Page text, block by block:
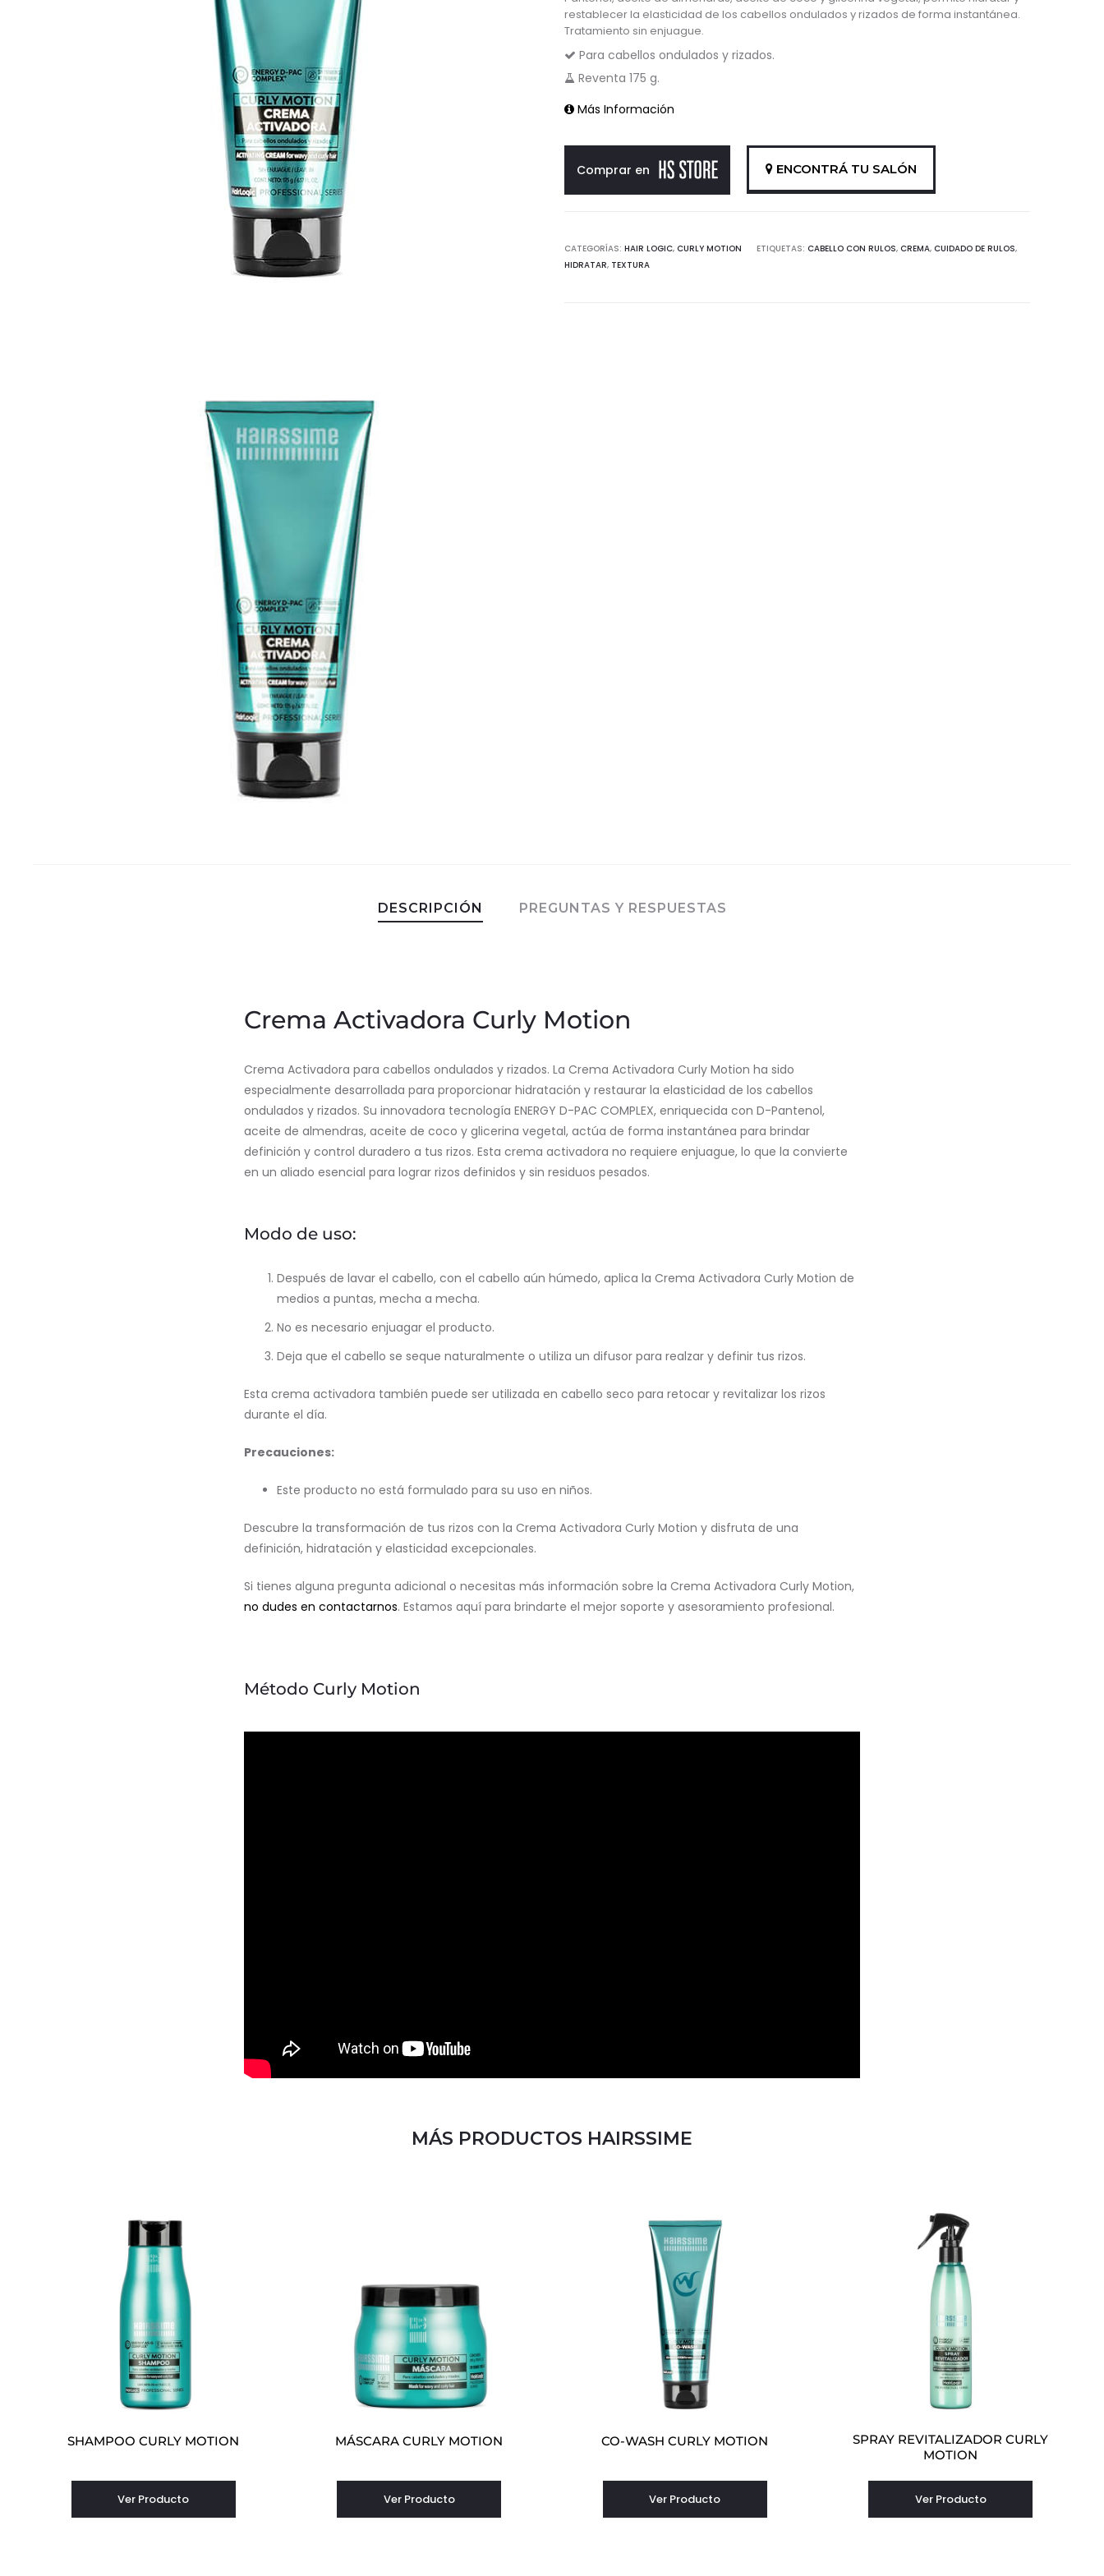
restablecer la elasticidad de los cabellos ondulados y rizados de forma instantánea.
Tratamiento sin enjuague.
Para cabellos ondulados y rizados.
Reventa 175 g.
Más Información
Comprar en ENCONTRÁ TU SALÓN
CATEGORÍAS: HAIR LOGIC, CURLY MOTION ETIQUETAS: CABELLO CON RULOS, CREMA, CUIDADO DE RULOS,
HIDRATAR, TEXTURA
DESCRIPCIÓN PREGUNTAS Y RESPUESTAS
Crema Activadora Curly Motion
Crema Activadora para cabellos ondulados y rizados. La Crema Activadora Curly Motion ha sido
especialmente desarrollada para proporcionar hidratación y restaurar la elasticidad de los cabellos
ondulados y rizados. Su innovadora tecnología ENERGY D-PAC COMPLEX, enriquecida con D-Pantenol,
aceite de almendras, aceite de coco y glicerina vegetal, actúa de forma instantánea para brindar
definición y control duradero a tus rizos. Esta crema activadora no requiere enjuague, lo que la convierte
en un aliado esencial para lograr rizos definidos y sin residuos pesados.
Modo de uso:
Después de lavar el cabello, con el cabello aún húmedo, aplica la Crema Activadora Curly Motion de
medios a puntas, mecha a mecha.
No es necesario enjuagar el producto.
Deja que el cabello se seque naturalmente o utiliza un difusor para realzar y definir tus rizos.
Esta crema activadora también puede ser utilizada en cabello seco para retocar y revitalizar los rizos
durante el día.
Precauciones:
Este producto no está formulado para su uso en niños.
Descubre la transformación de tus rizos con la Crema Activadora Curly Motion y disfruta de una
definición, hidratación y elasticidad excepcionales.
Si tienes alguna pregunta adicional o necesitas más información sobre la Crema Activadora Curly Motion,
no dudes en contactarnos. Estamos aquí para brindarte el mejor soporte y asesoramiento profesional.
Método Curly Motion
MÁS PRODUCTOS HAIRSSIME
SHAMPOO CURLY MOTION
Ver Producto
MÁSCARA CURLY MOTION
Ver Producto
CO-WASH CURLY MOTION
Ver Producto
SPRAY REVITALIZADOR CURLY
MOTION
Ver Producto